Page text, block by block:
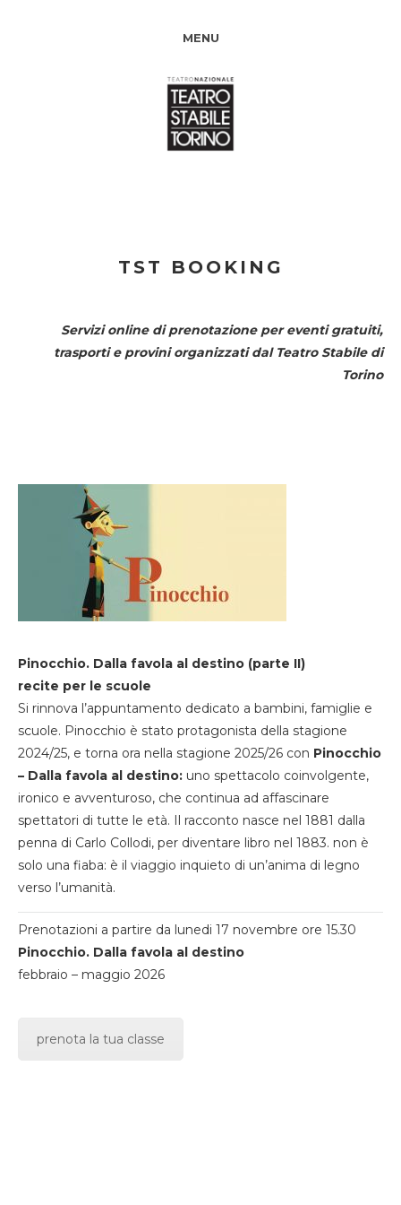
MENU
TST BOOKING
Servizi online di prenotazione per eventi gratuiti,
trasporti e provini organizzati dal Teatro Stabile di
Torino
Pinocchio. Dalla favola al destino (parte II)
recite per le scuole
Si rinnova l’appuntamento dedicato a bambini, famiglie e
scuole. Pinocchio è stato protagonista della stagione
2024/25, e torna ora nella stagione 2025/26 con Pinocchio
– Dalla favola al destino: uno spettacolo coinvolgente,
ironico e avventuroso, che continua ad affascinare
spettatori di tutte le età. Il racconto nasce nel 1881 dalla
penna di Carlo Collodi, per diventare libro nel 1883. non è
solo una fiaba: è il viaggio inquieto di un’anima di legno
verso l’umanità.
Prenotazioni a partire da lunedi 17 novembre ore 15.30
Pinocchio. Dalla favola al destino
febbraio – maggio 2026
prenota la tua classe